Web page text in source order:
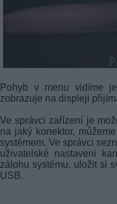
Pohyb v menu vidíme
zobrazuje na displeji
Ve správci zařízení je
na jaký konektor,
systémem. Ve správci
uživatelské nastaveni
zálohu systému, uložit si
USB.